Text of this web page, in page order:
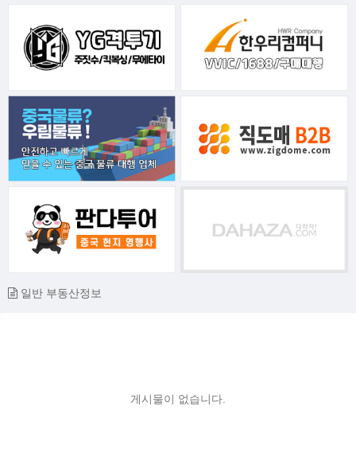
일반 부동산정보
게시물이 없습니다.